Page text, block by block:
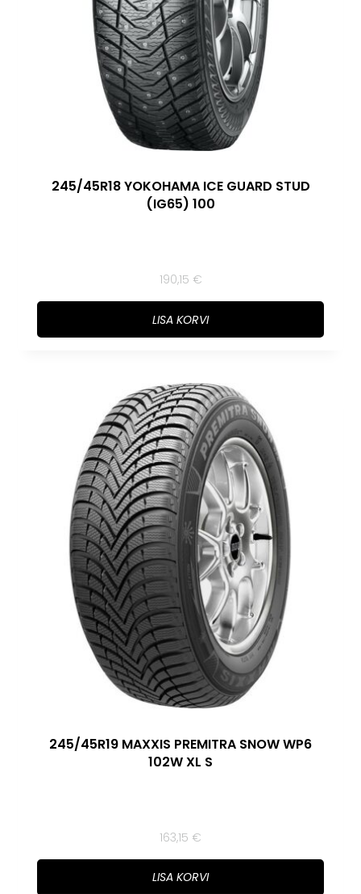
245/45R18 YOKOHAMA ICE GUARD STUD
(IG65) 100
190,15 €
LISA KORVI
245/45R19 MAXXIS PREMITRA SNOW WP6
102W XL S
163,15 €
LISA KORVI